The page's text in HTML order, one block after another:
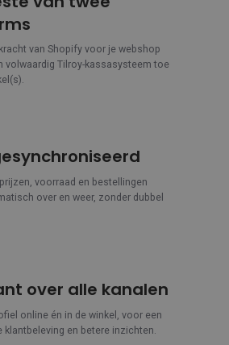
van Shopify voor je webshop
volwaardig Tilroy-kassasysteem toe
voorraad en bestellingen
over en weer, zonder dubbel
over alle kanalen
online én in de winkel, voor een
klantbeleving en betere inzichten.